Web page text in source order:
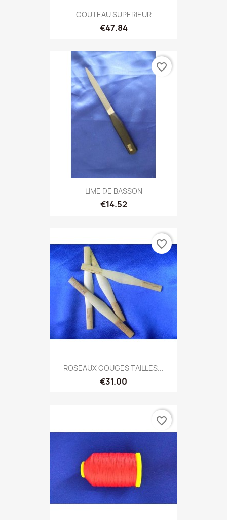
COUTEAU SUPERIEUR
€47.84
LIME DE BASSON
€14.52
favorite_border
ROSEAUX GOUGES TAILLES...
€31.00
favorite_border
favorite_border